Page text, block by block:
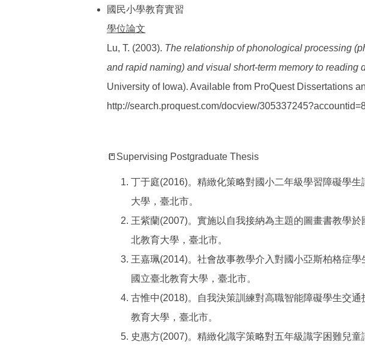
國民小學教育實習
學位論文
Lu, T. (2003). The relationship of phonological processing
and rapid naming) and visual short-term memory to
University of Iowa). Available from ProQuest Dissertations
http://search.proquest.com/docview/
📒Supervising Postgraduate Thesis
丁于庭(2016)。精緻化策略對國小二年級學習障礙學
大學，臺北市。
王紫蘭(2007)。實施以自我接納為主題的圖畫書教學
北教育大學，臺北市。
王嘉珮(2014)。社會故事教學介入對國小亞斯柏格症
國立臺北教育大學，臺北市。
古惟中(2018)。自我決策訓練對高職智能障礙學生交
教育大學，臺北市。
史惠方(2007)。精緻化識字策略對五年級識字困難兒